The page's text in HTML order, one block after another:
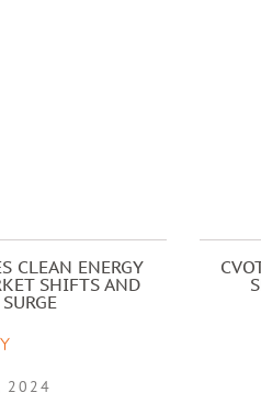
CLEAN ENERGY
SHIFTS AND
2024